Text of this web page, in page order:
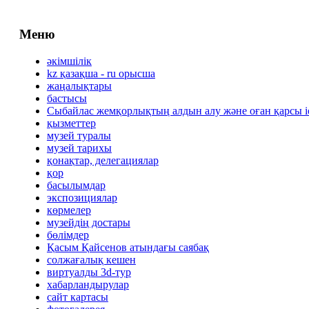
Меню
әкімшілік
kz қазақша - ru орысша
жаңалықтары
бастысы
Сыбайлас жемқорлықтың алдын алу және оған қарсы
қызметтер
музей туралы
музей тарихы
қонақтар, делегациялар
қор
басылымдар
экспозициялар
көрмелер
музейдің достары
бөлімдер
Қасым Қайсенов атындағы саябақ
солжағалық кешен
виртуалды 3d-тур
xабарландырулар
сайт картасы